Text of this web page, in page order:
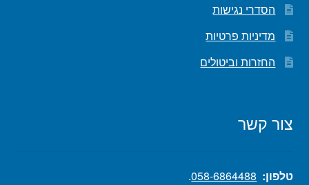
הסדרי נגישות
מדיניות פרטיות
החזרות וביטולים
צור קשר
טלפון: 058-6864488
.